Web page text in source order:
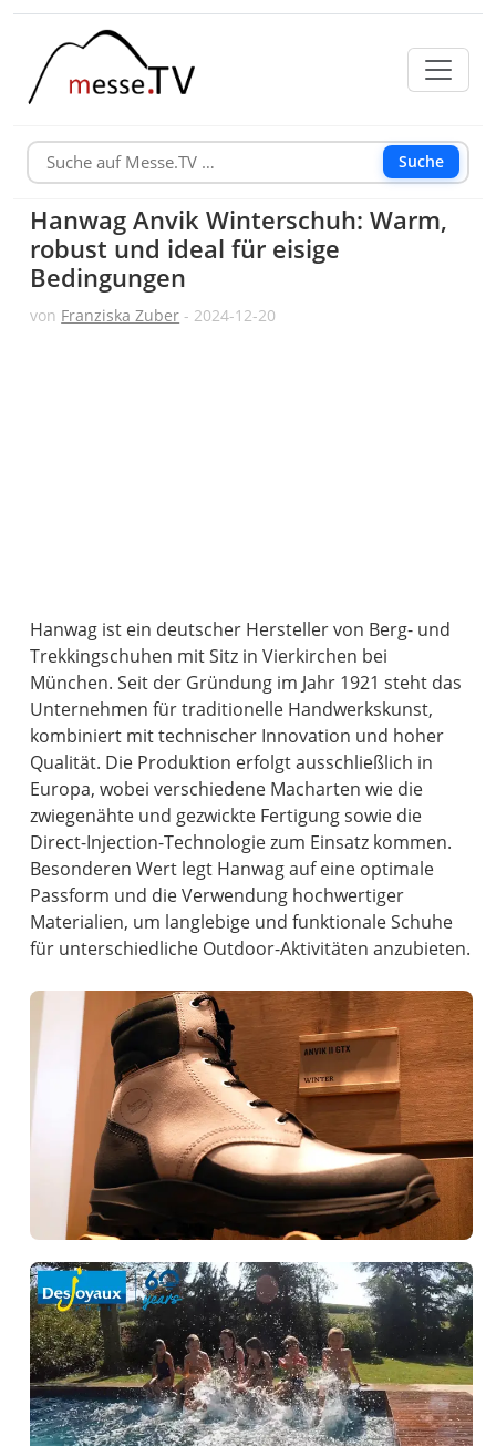
Suche
Hanwag Anvik Winterschuh: Warm,
robust und ideal für eisige
Bedingungen
von Franziska Zuber - 2024-12-20
Hanwag ist ein deutscher Hersteller von Berg- und
Trekkingschuhen mit Sitz in Vierkirchen bei
München. Seit der Gründung im Jahr 1921 steht das
Unternehmen für traditionelle Handwerkskunst,
kombiniert mit technischer Innovation und hoher
Qualität. Die Produktion erfolgt ausschließlich in
Europa, wobei verschiedene Macharten wie die
zwiegenähte und gezwickte Fertigung sowie die
Direct-Injection-Technologie zum Einsatz kommen.
Besonderen Wert legt Hanwag auf eine optimale
Passform und die Verwendung hochwertiger
Materialien, um langlebige und funktionale Schuhe
für unterschiedliche Outdoor-Aktivitäten anzubieten.